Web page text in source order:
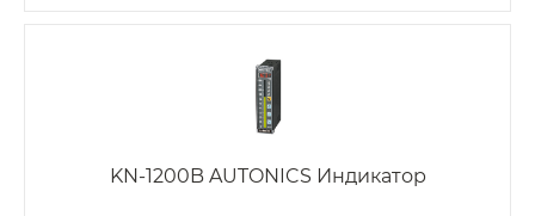
KN-1200B AUTONICS Индикатор